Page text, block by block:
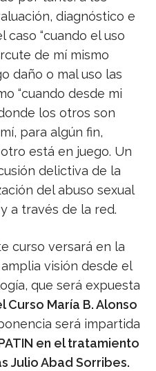
diagnóstico e
“cuando el uso
de mí mismo
daño o mal uso las
“cuando desde mi
los otros son
para algún fin,
está en juego. Un
delictiva de la
del abuso sexual
a través de la red.
curso versará en la
visión desde el
que será expuesta
María B. Alonso
será impartida
en el tratamiento
Julio Abad Sorribes.